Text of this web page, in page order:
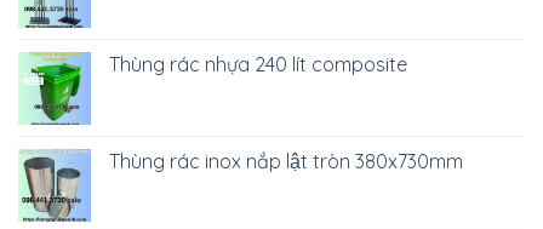
Thùng rác nhựa 240 lít composite
Thùng rác inox nắp lật tròn 380x730mm